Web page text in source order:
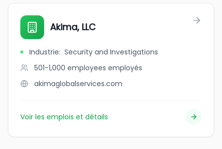
Akima, LLC
Industrie: Security and Investigations
501-1,000 employees employés
akimaglobalservices.com
Voir les emplois et détails